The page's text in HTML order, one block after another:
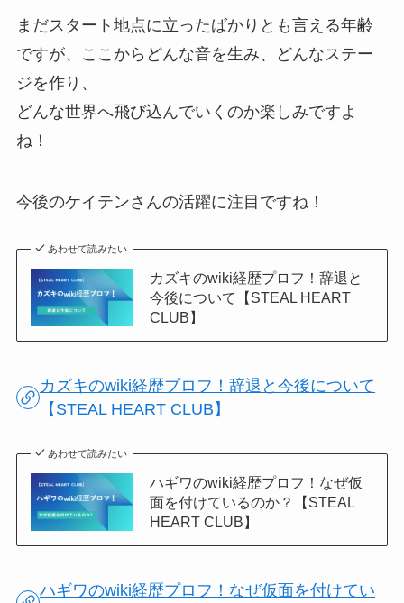
まだスタート地点に立ったばかりとも言える年齢
ですが、ここからどんな音を生み、どんなステー
ジを作り、
どんな世界へ飛び込んでいくのか楽しみですよ
ね！
今後のケイテンさんの活躍に注目ですね！
あわせて読みたい
カズキのwiki経歴プロフ！辞退と
今後について【STEAL HEART
CLUB】
カズキのwiki経歴プロフ！辞退と今後について
【STEAL HEART CLUB】
あわせて読みたい
ハギワのwiki経歴プロフ！なぜ仮
面を付けているのか？【STEAL
HEART CLUB】
ハギワのwiki経歴プロフ！なぜ仮面を付けてい